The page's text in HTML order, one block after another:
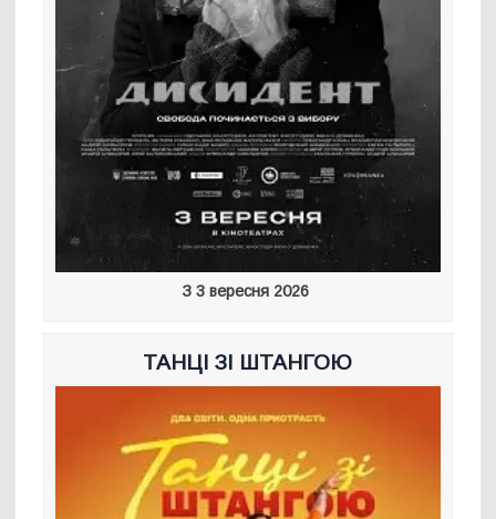
З 3 вересня 2026
ТАНЦІ ЗІ ШТАНГОЮ